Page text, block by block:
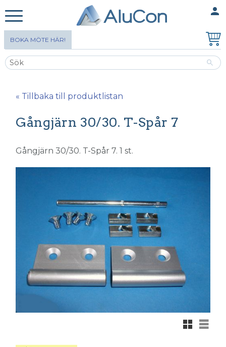
person
BOKA MÖTE HÄR!
« Tillbaka till produktlistan
Gångjärn 30/30. T-Spår 7
Gångjärn 30/30. T-Spår 7. 1 st.
Rutnätsvy
Listvy